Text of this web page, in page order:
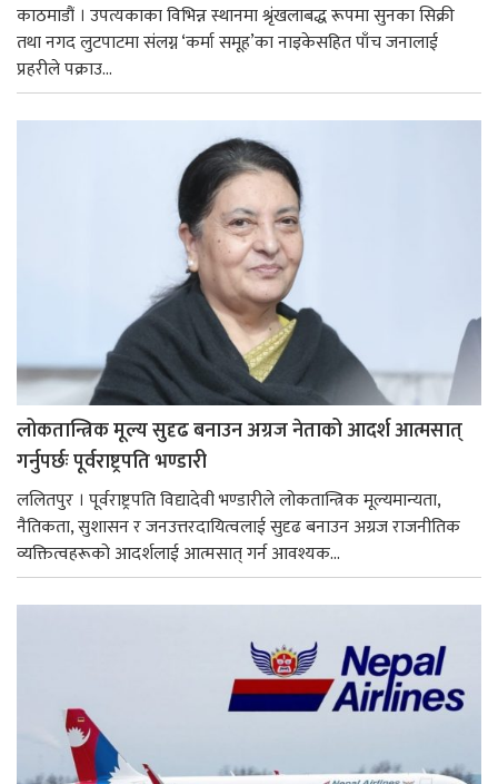
काठमाडौं । उपत्यकाका विभिन्न स्थानमा श्रृंखलाबद्ध रूपमा सुनका सिक्री
तथा नगद लुटपाटमा संलग्न ‘कर्मा समूह’का नाइकेसहित पाँच जनालाई
प्रहरीले पक्राउ...
लोकतान्त्रिक मूल्य सुदृढ बनाउन अग्रज नेताको आदर्श आत्मसात्
गर्नुपर्छः पूर्वराष्ट्रपति भण्डारी
ललितपुर । पूर्वराष्ट्रपति विद्यादेवी भण्डारीले लोकतान्त्रिक मूल्यमान्यता,
नैतिकता, सुशासन र जनउत्तरदायित्वलाई सुदृढ बनाउन अग्रज राजनीतिक
व्यक्तित्वहरूको आदर्शलाई आत्मसात् गर्न आवश्यक...